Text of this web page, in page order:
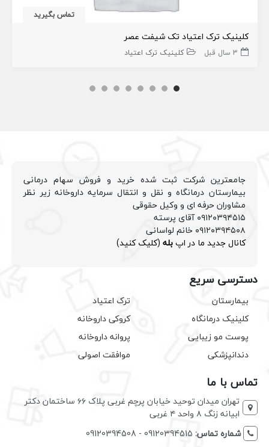
تماس بگیرید
کلینیک ترک اعتیاد تک شیفت عصر
3 سال قبل کلینیک ترک اعتیاد
جامعترین شرکت ثبت شده خرید و فروش سهام درمانی
بیمارستان درمانگاه و نقل و انتقال سرمایه داروخانه زیر نظر
مشاوران حرفه ای و وکیل حقوقی
۰۹۱۲۰۳۹۴۵۱۵ آقای پرسته
۰۹۱۲۰۳۹۴۵۰۸ خانم لواسانی
کانال جدید ما در اپبله (کلیک کنید)
دسترسی سریع
بیمارستان
کلینیک درمانگاه
پوست مو زیبایی
دندانپزشکی
ترک اعتیاد
کروکی داروخانه
پروانه داروخانه
موافقت اصولی
تماس با ما
تهران میدان توحید خیابان پرچم غربی پلاک ۶۶ ساختمان دکتر
ابیانه زنگ ۸ واحد ۴ غربی
شماره تماس: 09120394515 - 09120394508